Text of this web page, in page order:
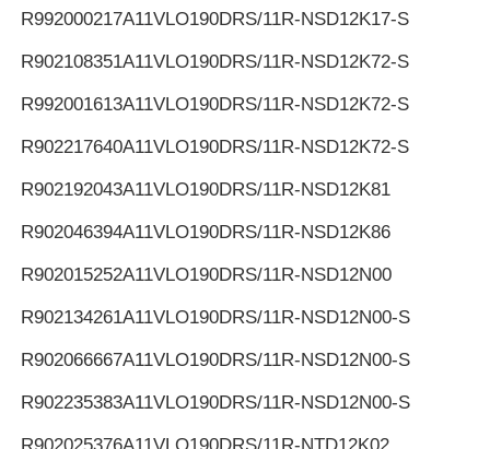
R992000217A11VLO190DRS/11R-NSD12K17-S
R902108351A11VLO190DRS/11R-NSD12K72-S
R992001613A11VLO190DRS/11R-NSD12K72-S
R902217640A11VLO190DRS/11R-NSD12K72-S
R902192043A11VLO190DRS/11R-NSD12K81
R902046394A11VLO190DRS/11R-NSD12K86
R902015252A11VLO190DRS/11R-NSD12N00
R902134261A11VLO190DRS/11R-NSD12N00-S
R902066667A11VLO190DRS/11R-NSD12N00-S
R902235383A11VLO190DRS/11R-NSD12N00-S
R902025376A11VLO190DRS/11R-NTD12K02